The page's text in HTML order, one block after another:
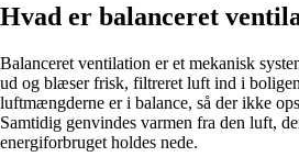
Hvad er balanceret
Balanceret ventilation er et mekanisk
ud og blæser frisk, filtreret luft ind i
luftmængderne er i balance, så der ikke
Samtidig genvindes varmen fra den luft,
energiforbruget holdes nede.